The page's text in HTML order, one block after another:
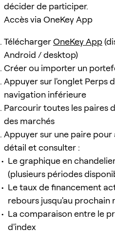
décider de participer.
Accès via OneKey App
TéléchargerOneKey App
Android / desktop)
Créer ou importer un
Appuyer sur l'onglet Perps
navigation inférieure
Parcourir toutes les paires
des marchés
Appuyer sur une paire
détail et consulter :
Le graphique en
(plusieurs périodes
Le taux de financement
rebours jusqu'au prochain
La comparaison entre le
d'index